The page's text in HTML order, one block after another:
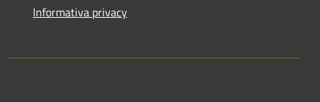
Informativa privacy